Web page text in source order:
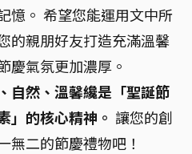
憶。 希望您能運用文中所
的親朋好友打造充滿溫馨
慶氣氛更加濃厚。
自然、溫馨纔是「聖誕節
」的核心精神。 讓您的創
無二的節慶禮物吧！